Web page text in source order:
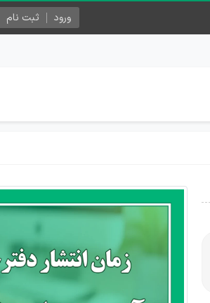
ورود ثبت نام